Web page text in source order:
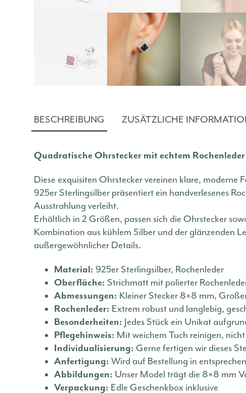
BESCHREIBUNG ZUSÄTZLICHE
Quadratische Ohrstecker mit echtem
Diese exquisiten Ohrstecker vereinen klare, moderne
925er Sterlingsilber präsentiert ein handverlesenes
Ausstrahlung verleiht.
Erhältlich in 2 Größen, passen sich die Ohrstecker
Kombination aus kühlem Silber und der glänzenden
außergewöhnlicher Details.
Material: 925er Sterlingsilber, Rochenleder
Oberfläche: Strichmatt mit polierter
Abmessungen: Kleiner Stecker 8×8 mm,
Rochenleder: Extrem robust und langlebig,
Besonderheiten: Jedes Stück ein Unikat
Pflegehinweis: Mit weichem Tuch reinigen,
Individualisierung:Gerne fertigen wir dieses
Anfertigung: Wird auf Bestellung in
Abbildungen: Unser Model trägt die 8×8 mm
Verpackung: Edle Geschenkbox inklusive